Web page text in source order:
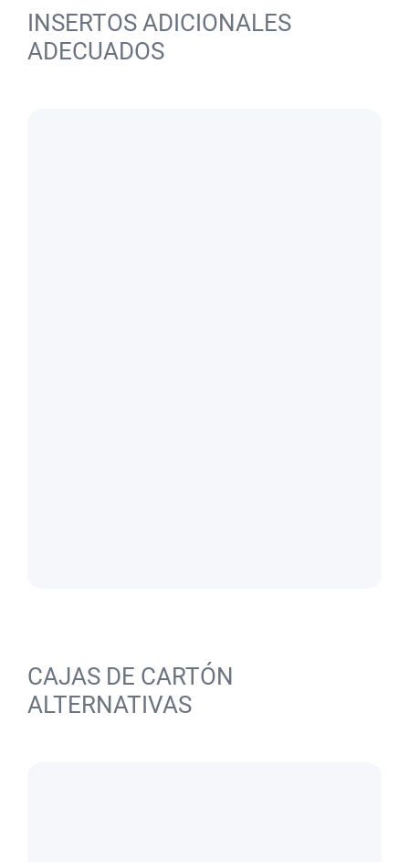
INSERTOS ADICIONALES
ADECUADOS
CAJAS DE CARTÓN
ALTERNATIVAS